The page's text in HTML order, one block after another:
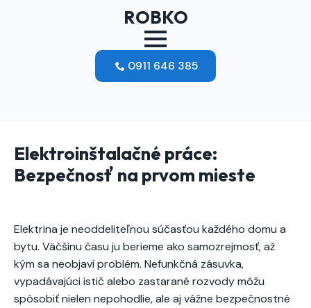
ROBKO
0911 646 385
Elektroinštalačné práce:
Bezpečnosť na prvom mieste
Elektrina je neoddeliteľnou súčasťou každého domu a
bytu. Väčšinu času ju berieme ako samozrejmosť, až
kým sa neobjaví problém. Nefunkčná zásuvka,
vypadávajúci istič alebo zastarané rozvody môžu
spôsobiť nielen nepohodlie, ale aj vážne bezpečnostné